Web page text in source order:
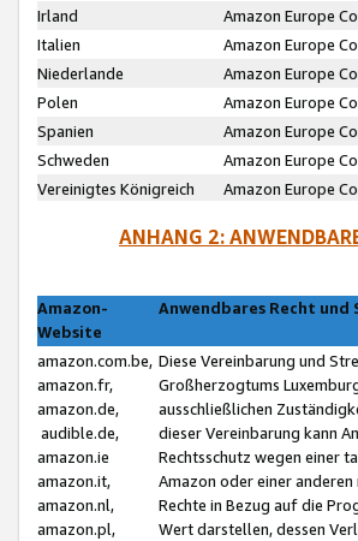
Irland
Amazon Europe
Italien
Amazon Europe
Niederlande
Amazon Europe
Polen
Amazon Europe
Spanien
Amazon Europe
Schweden
Amazon Europe
Vereinigtes Königreich
Amazon Europe
ANHANG 2:
Amazon-
Website
Anwendbares Recht
amazon.com.be,
amazon.fr,
amazon.de,
audible.de,
amazon.ie
amazon.it,
amazon.nl,
amazon.pl,
Diese Vereinbarung und
Großherzogtums
ausschließlichen
dieser Vereinbarung kann
Rechtsschutz wegen einer
Amazon oder einer
Rechte in Bezug auf die
Wert darstellen, dessen